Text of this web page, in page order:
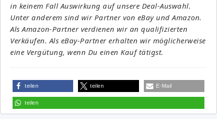
in keinem Fall Auswirkung auf unsere Deal-Auswahl.
Unter anderem sind wir Partner von eBay und Amazon.
Als Amazon-Partner verdienen wir an qualifizierten
Verkäufen. Als eBay-Partner erhalten wir möglicherweise
eine Vergütung, wenn Du einen Kauf tätigst.
teilen teilen E-Mail
teilen